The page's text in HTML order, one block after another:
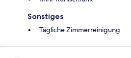
Sonstiges
Tägliche Zimmerreinigung